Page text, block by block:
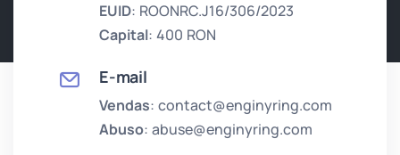
EUID: ROONRC.J16/306/2023
Capital: 400 RON
E-mail
Vendas: contact@enginyring.com
Abuso: abuse@enginyring.com